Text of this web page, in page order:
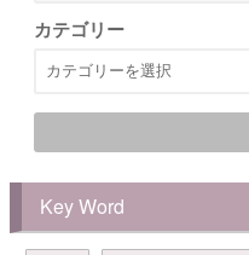
カテゴリー
Key Word